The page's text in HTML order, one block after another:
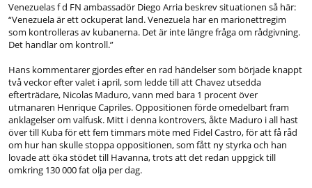
Venezuelas f d FN ambassadör Diego Arria beskrev situationen så här:
“Venezuela är ett ockuperat land. Venezuela har en marionettregim
som kontrolleras av kubanerna. Det är inte längre fråga om rådgivning.
Det handlar om kontroll.”
Hans kommentarer gjordes efter en rad händelser som började knappt
två veckor efter valet i april, som ledde till att Chavez utsedda
efterträdare, Nicolas Maduro, vann med bara 1 procent över
utmanaren Henrique Capriles. Oppositionen förde omedelbart fram
anklagelser om valfusk. Mitt i denna kontrovers, åkte Maduro i all hast
över till Kuba för ett fem timmars möte med Fidel Castro, för att få råd
om hur han skulle stoppa oppositionen, som fått ny styrka och han
lovade att öka stödet till Havanna, trots att det redan uppgick till
omkring 130 000 fat olja per dag.